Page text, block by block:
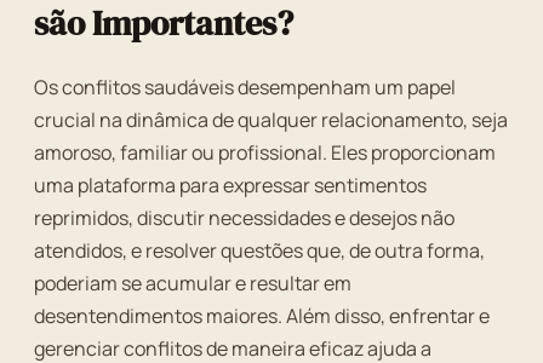
são Importantes?
Os conflitos saudáveis desempenham um papel
crucial na dinâmica de qualquer relacionamento, seja
amoroso, familiar ou profissional. Eles proporcionam
uma plataforma para expressar sentimentos
reprimidos, discutir necessidades e desejos não
atendidos, e resolver questões que, de outra forma,
poderiam se acumular e resultar em
desentendimentos maiores. Além disso, enfrentar e
gerenciar conflitos de maneira eficaz ajuda a